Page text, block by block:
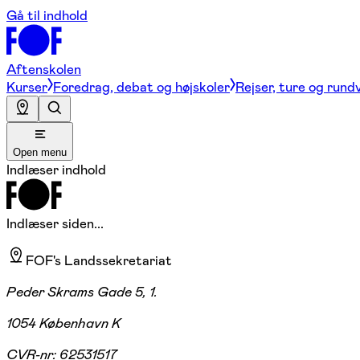
Gå til indhold
Aftenskolen
Kurser Foredrag, debat og højskoler Rejser, ture og
Open menu
Indlæser indhold
Indlæser siden...
FOF's Landssekretariat
Peder Skrams Gade 5, 1.
1054 København K
CVR-nr: 62531517